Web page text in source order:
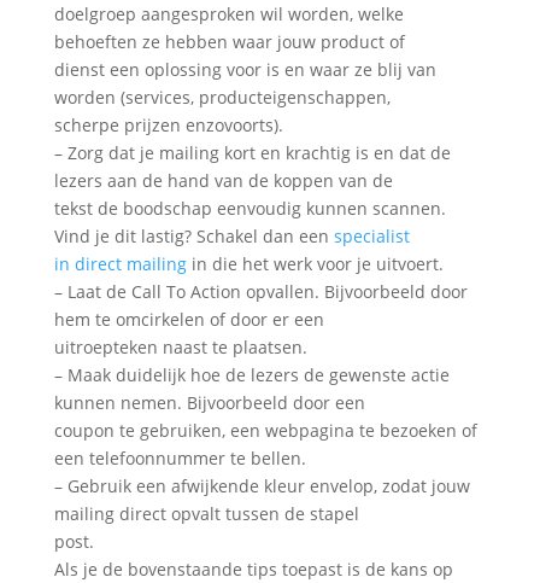
doelgroep aangesproken wil worden, welke
behoeften ze hebben waar jouw product of
dienst een oplossing voor is en waar ze blij van
worden (services, producteigenschappen,
scherpe prijzen enzovoorts).
– Zorg dat je mailing kort en krachtig is en dat de
lezers aan de hand van de koppen van de
tekst de boodschap eenvoudig kunnen scannen.
Vind je dit lastig? Schakel dan een specialist
in direct mailingin die het werk voor je uitvoert.
– Laat de Call To Action opvallen. Bijvoorbeeld door
hem te omcirkelen of door er een
uitroepteken naast te plaatsen.
– Maak duidelijk hoe de lezers de gewenste actie
kunnen nemen. Bijvoorbeeld door een
coupon te gebruiken, een webpagina te bezoeken of
een telefoonnummer te bellen.
– Gebruik een afwijkende kleur envelop, zodat jouw
mailing direct opvalt tussen de stapel
post.
Als je de bovenstaande tips toepast is de kans op